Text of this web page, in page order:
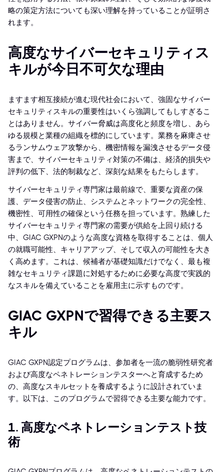
略の策定方法についても深い理解を持っていることが証明さ
れます。
高度なサイバーセキュリティス
キルが今日不可欠な理由
ますます相互接続が進む現代社会において、強固なサイバー
セキュリティスキルの重要性はいくら強調してもしすぎるこ
とはありません。サイバー脅威は高度化と頻度を増し、あら
ゆる規模と業種の組織を標的にしています。業務を麻痺させ
るランサムウェア攻撃から、機密情報を漏洩させるデータ侵
害まで、サイバーセキュリティ対策の不備は、経済的損失や
評判の低下、法的制裁など、深刻な結果をもたらします。
サイバーセキュリティ専門家は最前線で、重要な資産の保
護、データ侵害の防止、システムとネットワークの完全性、
機密性、可用性の確保という任務を担っています。熟練した
サイバーセキュリティ専門家の需要が供給を上回り続ける
中、GIAC GXPNのような高度な資格を取得することは、個人
の就職可能性、キャリアアップ、そして収入の可能性を大き
く高めます。これは、候補者が基礎知識だけでなく、最も複
雑なセキュリティ課題に対処するために必要な高度で実践的
なスキルを備えていることを雇用主に示すものです。
GIAC GXPNで習得できる主要ス
キル
GIAC GXPN認定プログラムは、参加者を一流の脆弱性研究者
および高度なペネトレーションテスターへと育成するため
の、高度なスキルセットを養成するように設計されていま
す。以下は、このプログラムで習得できる主要な能力です。
1. 高度なペネトレーションテスト技
術